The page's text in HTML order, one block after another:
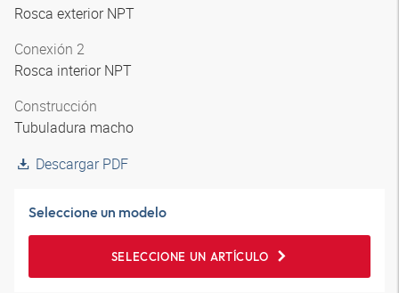
Rosca exterior NPT
Conexión 2
Rosca interior NPT
Construcción
Tubuladura macho
Descargar PDF
Seleccione un modelo
SELECCIONE UN ARTÍCULO